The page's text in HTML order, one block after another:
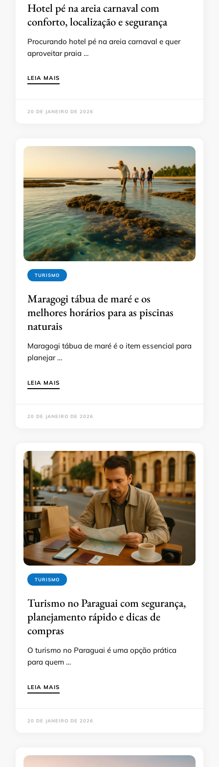
Hotel pé na areia carnaval com
conforto, localização e segurança
Procurando hotel pé na areia carnaval e quer
aproveitar praia …
LEIA MAIS
20 DE JANEIRO DE 2026
TURISMO
Maragogi tábua de maré e os
melhores horários para as piscinas
naturais
Maragogi tábua de maré é o item essencial para
planejar …
LEIA MAIS
20 DE JANEIRO DE 2026
TURISMO
Turismo no Paraguai com segurança,
planejamento rápido e dicas de
compras
O turismo no Paraguai é uma opção prática
para quem …
LEIA MAIS
20 DE JANEIRO DE 2026